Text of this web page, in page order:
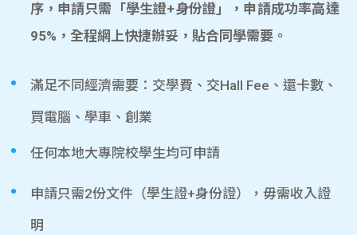
序，申請只需「學生證+身份證」，申請成功率高達
95%，全程網上快捷辦妥，貼合同學需要。
滿足不同經濟需要：交學費、交Hall Fee、還卡數、
買電腦、學車、創業
任何本地大專院校學生均可申請
申請只需2份文件（學生證+身份證），毋需收入證
明